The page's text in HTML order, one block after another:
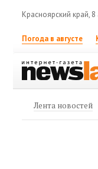
Красноярский край, 8
Погода в августе
Лента новостей